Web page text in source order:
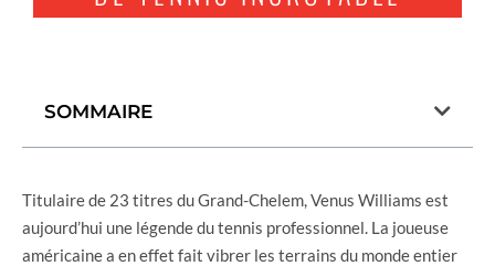
SOMMAIRE
Titulaire de 23 titres du Grand-Chelem, Venus Williams est
aujourd’hui une légende du tennis professionnel. La joueuse
américaine a en effet fait vibrer les terrains du monde entier